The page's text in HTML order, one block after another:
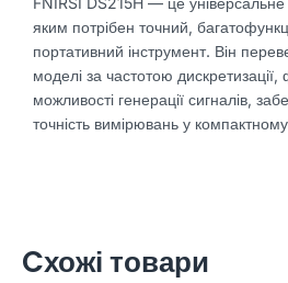
яким потрібен точний,
портативний інструмент. Він
моделі за частотою дискретизації,
можливості генерації сигналів,
точність вимірювань у компактному
Cхожі товари